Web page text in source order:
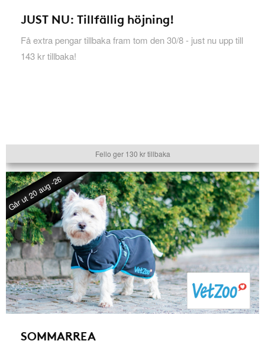
JUST NU: Tillfällig höjning!
Få extra pengar tillbaka fram tom den 30/8 - just nu upp till
143 kr tillbaka!
Fello ger 130 kr tillbaka
Går ut 20 aug -26
SOMMARREA